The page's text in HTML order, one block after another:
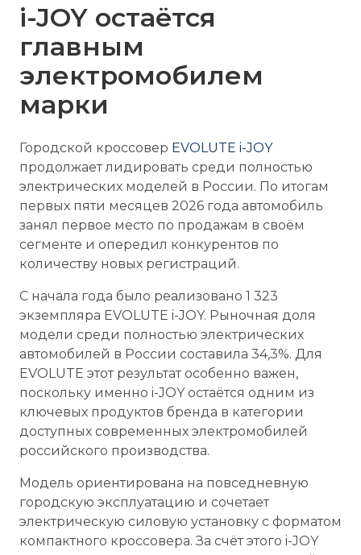
i-JOY остаётся
главным
электромобилем
марки
Городской кроссовер EVOLUTE i-JOY
продолжает лидировать среди полностью
электрических моделей в России. По итогам
первых пяти месяцев 2026 года автомобиль
занял первое место по продажам в своём
сегменте и опередил конкурентов по
количеству новых регистраций.
С начала года было реализовано 1 323
экземпляра EVOLUTE i-JOY. Рыночная доля
модели среди полностью электрических
автомобилей в России составила 34,3%. Для
EVOLUTE этот результат особенно важен,
поскольку именно i-JOY остаётся одним из
ключевых продуктов бренда в категории
доступных современных электромобилей
российского производства.
Модель ориентирована на повседневную
городскую эксплуатацию и сочетает
электрическую силовую установку с форматом
компактного кроссовера. За счёт этого i-JOY